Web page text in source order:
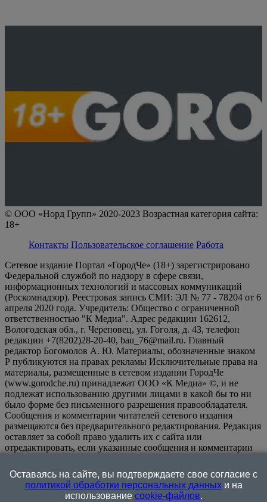
© ООО «Норд Групп» 2020-2023 Возрастная категория сайта:
18+
Контакты Пользовательское соглашение Работа
Сетевое издание Портал «ГородЧе» (18+) зарегистрировано
Федеральной службой по надзору в сфере связи,
информационных технологий и массовых коммуникаций
(Роскомнадзор). Реестровая запись СМИ: ЭЛ № 77 - 78204 от 6
апреля 2020 года. Учредитель: Общество с ограниченной
ответственностью "К Медиа". Адрес редакции 162612,
Вологодская обл., г. Череповец, ул. Гоголя, д. 43, телефон
редакции +7(8202)28-20-40, bau_76@mail.ru. Главный
редактор Богомолов А. Ю. Материалы, обозначенные знаком
Р публикуются на правах рекламы Исключительные права на
материалы, размещенные в сетевом издании ГородЧе
(www.gorodche.ru) принадлежат ООО «К Медиа» ©, и не
подлежат использованию другими лицами в какой бы то ни
было форме без письменного разрешения правообладателя.
Сообщения и комментарии читателей сетевого издания
размещаются без предварительного редактирования. Редакция
оставляет за собой право удалить их с сайта или
отредактировать, если указанные сообщения и комментарии
или нарушением иных требований закона.
информационном ресурсе применяются рекомендательные
технологии (информационные технологии предоставления
Оставаясь на сайте, вы подтверждаете свое согласие с
политикой обработки персональных данныхи на
использование cookie-файлов.